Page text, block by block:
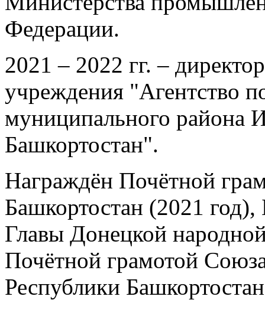
Федерации.
2021 – 2022 гг. –
учреждения "Агентство
муниципального района
Башкортостан".
Награждён Почётной
Башкортостан (2021
Главы Донецкой
Почётной грамотой
Республики